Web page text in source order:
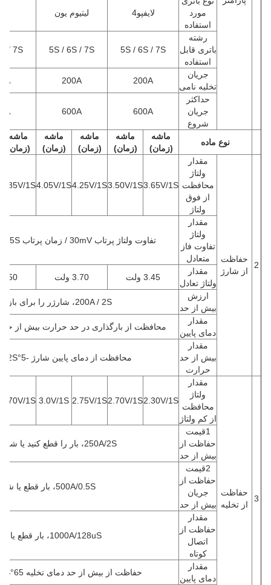
مورد
استفاده
لايفپو4 لیتیوم یون
رشته
باتری قابل
استفاده
5S / 6S / 7S
5S / 6S / 7S
/ 7S
جریان
تخلیه نامی
200A
200A
حداکثر
جریان
شروع
600A
600A
نوع ماده
ماشه
(زمان)
ماشه
(زمان)
ماشه
(زمان)
ماشه
(زمان)
ماشه
(زمان)
2
حفاظت
از شارژ
مقدار
ولتاژ
محافظت
از فوق
ولتاژ
3.65V/1S
3.50V/1S
4.25V/1S
4.05V/1S
2.85V/1S
مقدار
ولتاژ
تفاوت فاز
متعادل
تفاوت ولتاژ پرتاب 30mV / زمان پرتاب 0.5S / زمان تعادل 10S چرخه
مقدار
ولتاژ تعادل
3.45 ولت 3.70 ولت
2.50 ولت
ارزش
بیش از حد
200A / 2S، شارژر را برای بازیابی قطع کنید
مقدار
دمای پایین
محافظت از بارگذاری در حد حرارت بیش از حد 60°C/2S / انتشار 55°C/2S
مقدار
بیش از حد
حرارت
محافظت از دمای پایین شارژ -5°C/2S / انتشار 0°C/2S
3
حفاظت
از تخلیه
مقدار
ولتاژ
محافظت
از کم ولتاژ
2.30V/1S
2.70V/1S
2.75V/1S
3.0V/1S
1.70V/1S
1قیمت
حفاظت از
بیش از حد
250A/2S، بار را قطع کنید یا شارژ را فعال کنید
2قیمت
حفاظت از
جریان
بیش از حد
500A/0.5S، بار قطع یا شارژ فعال
مقدار
حفاظت از
اتصال
کوتاه
1000A/128uS، بار قطع یا شارژ فعال
مقدار
دمای پایین
حفاظت از بیش از حد دمای تخلیه 65°C/2S، انتشار 60°C/2S